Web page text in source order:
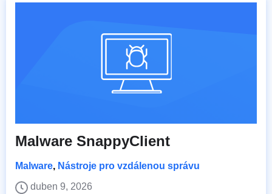
Malware SnappyClient
Malware, Nástroje pro vzdálenou správu
duben 9, 2026